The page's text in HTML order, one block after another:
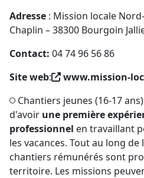
Adresse : Mission locale
Chaplin – 38300 Bourgoin
Contact: 04 74 96 56 86
Site web:
www.mission-
Chantiers jeunes (16-17
d'avoir une première
professionnel en travaillant
les vacances. Tout au long de
chantiers rémunérés sont
territoire. Les missions